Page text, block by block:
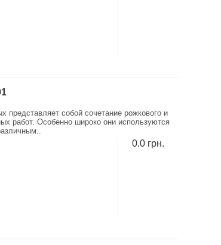
представляет собой сочетание рожкового и
работ. Особенно широко они используются
0.0 грн.